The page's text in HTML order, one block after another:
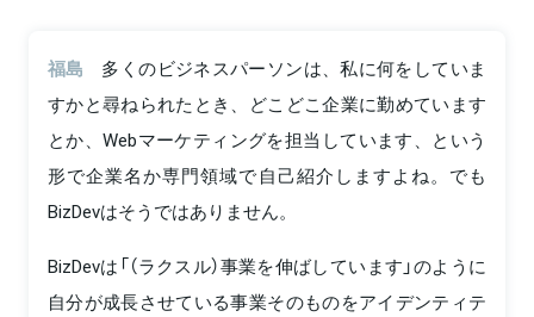
福島
多くのビジネスパーソンは、私に何をしていま
すかと尋ねられたとき、どこどこ企業に勤めています
とか、Webマーケティングを担当しています、という
形で企業名か専門領域で自己紹介しますよね。でも
BizDevはそうではありません。
BizDevは「（ラクスル）事業を伸ばしています」のように
自分が成長させている事業そのものをアイデンティテ